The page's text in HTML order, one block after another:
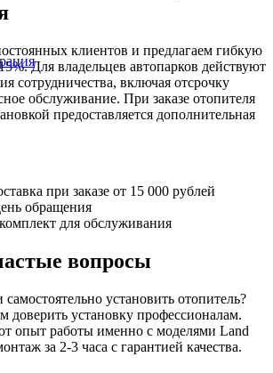
клиентов и предлагаем гибкую
Для владельцев автопарков действуют
сотрудничества, включая отсрочку
обслуживание. При заказе отопителя
предоставляется дополнительная
при заказе от 15 000 рублей
обращения
для обслуживания
вопросы
установить отопитель?
доверить установку профессионалам.
опыт работы именно с моделями Land
за 2-3 часа с гарантией качества.